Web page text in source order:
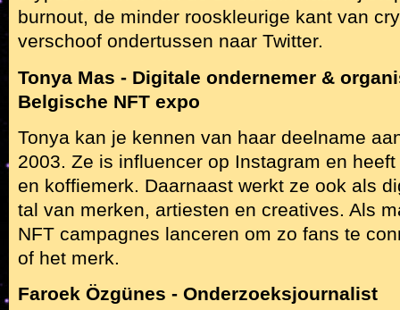
burnout, de minder rooskleurige kant van
verschoof ondertussen naar Twitter.
Tonya Mas - Digitale ondernemer &
Belgische NFT expo
Tonya kan je kennen van haar deelname
2003. Ze is influencer op Instagram en
en koffiemerk. Daarnaast werkt ze ook als
tal van merken, artiesten en creatives. Als
NFT campagnes lanceren om zo fans te
of het merk.
Faroek Özgünes - Onderzoeksjournalist